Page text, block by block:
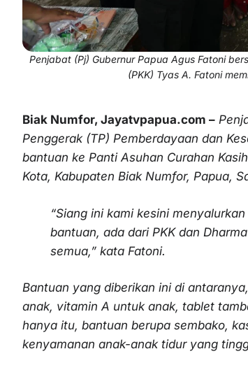
Penjabat (Pj) Gubernur Papua Agus Fatoni
(PKK) Tyas A. Fatoni
Biak Numfor, Jayatvpapua.com –
Penggerak (TP) Pemberdayaan dan
bantuan ke Panti Asuhan Curahan
Kota, Kabupaten Biak Numfor, Papua,
“Siang ini kami kesini
bantuan, ada dari PKK dan
semua,” kata Fatoni.
Bantuan yang diberikan ini di
anak, vitamin A untuk anak, tablet
hanya itu, bantuan berupa sembako,
kenyamanan anak-anak tidur yang